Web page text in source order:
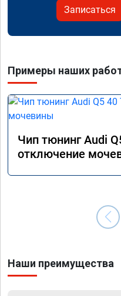
Записаться
Примеры наших
Чип тюнинг Audi
отключение
Наши преимущества